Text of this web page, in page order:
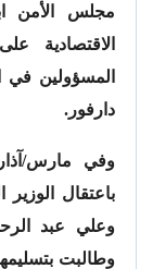
الاقتصادية
المسؤولين في
دارفور.
باعتقال
وعلي عبد
وطالبت